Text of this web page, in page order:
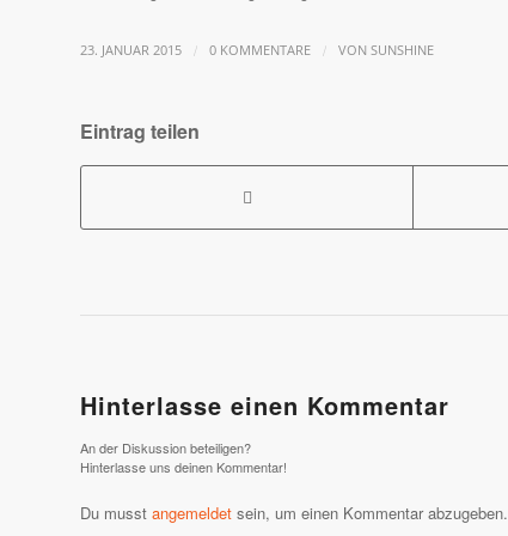
23. JANUAR 2015 / 0 KOMMENTARE / VON SUNSHINE
Eintrag teilen
Hinterlasse einen Kommentar
An der Diskussion beteiligen?
Hinterlasse uns deinen Kommentar!
Du musst angemeldet sein, um einen Kommentar abzugeben.